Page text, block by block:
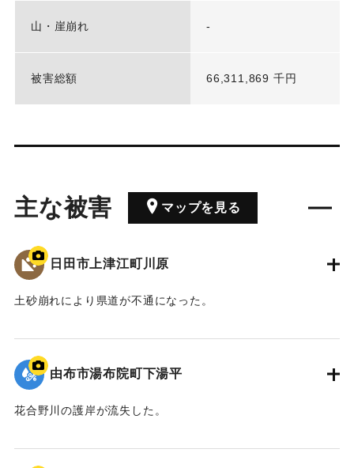
山・崖崩れ -
被害総額 66,311,869 千円
主な被害 マップを見る
日田市上津江町川原
土砂崩れにより県道が不通になった。
2020/7/6｜固有コード:01215088
由布市湯布院町下湯平
花合野川の護岸が流失した。
2020/7/6｜固有コード:01215087